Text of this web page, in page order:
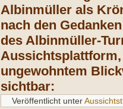
Albinmüller als
nach den
des Albinmüller-
ungewohntem
sichtbar:
Veröffentlicht unter